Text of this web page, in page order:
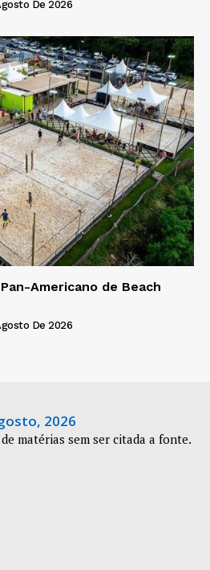
De 2026
Americano de Beach
De 2026
2026
matérias sem ser citada a fonte.